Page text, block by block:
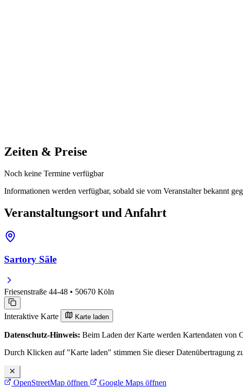
Zeiten & Preise
Noch keine Termine verfügbar
Informationen werden verfügbar, sobald sie vom Veranstalter bekannt
Veranstaltungsort und Anfahrt
Sartory Säle
Friesenstraße 44-48 • 50670 Köln
Interaktive Karte Karte laden
Datenschutz-Hinweis: Beim Laden der Karte werden Kartendaten von
Durch Klicken auf "Karte laden" stimmen Sie dieser Datenübertragung
OpenStreetMap öffnen
Google Maps öffnen